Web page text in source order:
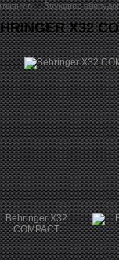
Звуковое
X32